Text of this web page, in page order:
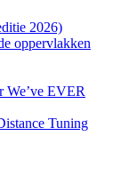
2026)
oppervlakken
We’ve EVER
Tuning